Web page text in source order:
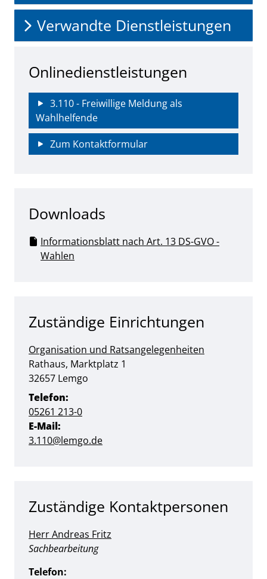
Verwandte Dienstleistungen
Onlinedienstleistungen
3.110 - Freiwillige Meldung als
Wahlhelfende
Zum Kontaktformular
Downloads
Informationsblatt nach Art. 13 DS-GVO -
Wahlen
Zuständige Einrichtungen
Organisation und Ratsangelegenheiten
Straße:
Rathaus, Marktplatz Hausnummer:
1
PLZ:
32657 Ort:
Lemgo
Telefon:
05261 213-0
E-Mail:
3.110@lemgo.de
Zuständige Kontaktpersonen
Herr Andreas Fritz
Position:
Sachbearbeitung
Telefon: